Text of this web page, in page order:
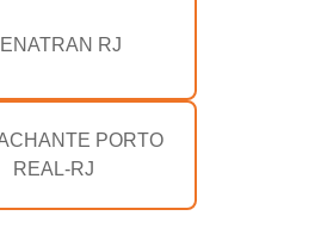
RJ
PORTO
REAL-RJ